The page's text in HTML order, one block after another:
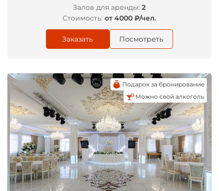
Залов для аренды:2
Стоимость:от 4000 ₽/чел.
Заказать Посмотреть
Подарок за бронирование
Можно свой алкоголь